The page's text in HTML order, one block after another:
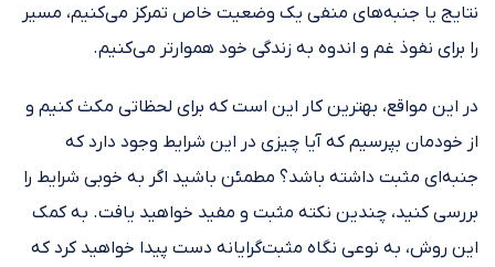
نتایج یا جنبه‌های منفی یک وضعیت خاص تمرکز می‌کنیم، مسیر
را برای نفوذ غم و اندوه به زندگی خود هموارتر می‌کنیم.
در این مواقع، بهترین کار این است که برای لحظاتی مکث کنیم و
از خودمان بپرسیم که آیا چیزی در این شرایط وجود دارد که
جنبه‌ای مثبت داشته باشد؟ مطمئن باشید اگر به خوبی شرایط را
بررسی کنید، چندین نکته‌ مثبت و مفید خواهید یافت. به کمک
این روش، به نوعی نگاه مثبت‌گرایانه دست پیدا خواهید کرد که